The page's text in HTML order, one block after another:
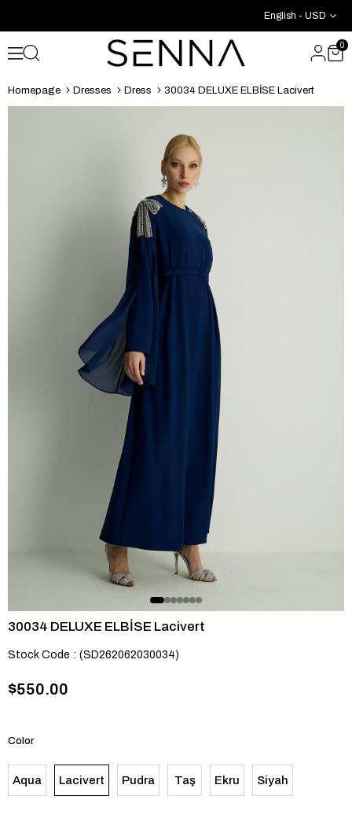
English - USD
0
Homepage Dresses Dress 30034 DELUXE ELBİSE Lacivert
30034 DELUXE ELBİSE Lacivert
Stock Code (SD262062030034)
$550.00
Color
Aqua Lacivert Pudra Taş Ekru Siyah